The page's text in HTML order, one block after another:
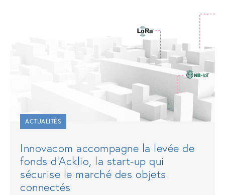
ACTUALITÉS
Innovacom accompagne la levée de
fonds d’Acklio, la start-up qui
sécurise le marché des objets
connectés